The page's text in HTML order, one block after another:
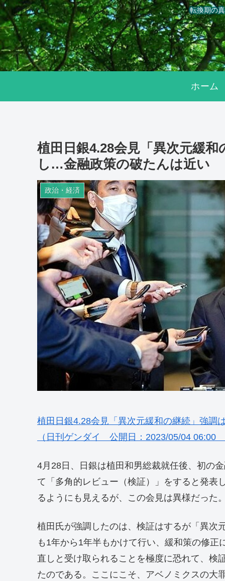
転換期の
ホーム
植田日銀4.28会見「異次元緩
し…金融政策の破たんは近い
政治・経済
植田日銀4.28会見「異次元緩和の継続」強
（日刊ゲンダイ 公開日：2023/05/04 06:00
4月28日、日銀は植田和男総裁就任後、初の
て「多角的レビュー（検証）」をすると発表
るようにも見えるが、この会見は異様だった
植田氏が強調したのは、検証はするが「異次
も1年から1年半もかけて行い、緩和策の修
直しと受け取られることを極度に恐れて、検
たのである。ここにこそ、アベノミクスの大